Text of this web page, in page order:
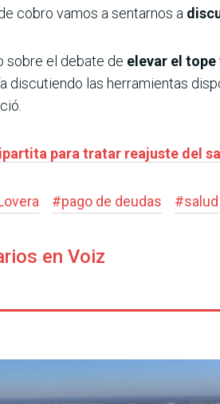
cobro vamos a sentarnos a
sobre el debate de elevar el tope
discutiendo las herramientas
para tratar reajuste del
#pago de deudas #salud
en Voiz